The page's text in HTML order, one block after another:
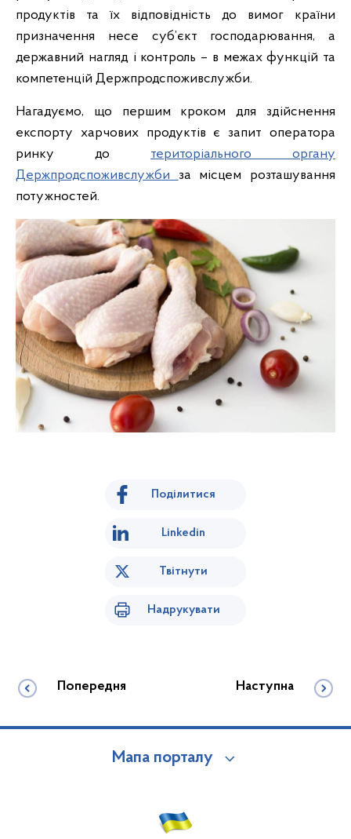
продуктів та їх відповідність до вимог країни
призначення несе суб’єкт господарювання, а
державний нагляд і контроль – в межах функцій та
компетенцій Держпродспоживслужби.
Нагадуємо, що першим кроком для здійснення
експорту харчових продуктів є запит оператора
ринку до територіального органу
Держпродспоживслужби за місцем розташування
потужностей.
Поділитися
Linkedin
Твітнути
Надрукувати
Попередня Наступна
Мапа порталу